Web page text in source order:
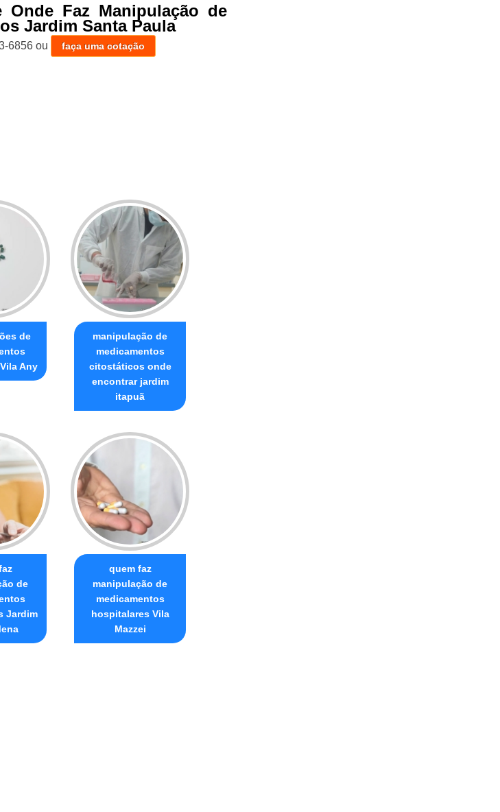
Onde Faz Manipulação de
Jardim Santa Paula
6856 ou faça uma cotação
de
Any
manipulação de
medicamentos
citostáticos onde
encontrar jardim
itapuã
de
Jardim
quem faz
manipulação de
medicamentos
hospitalares Vila
Mazzei